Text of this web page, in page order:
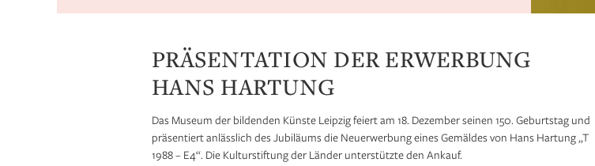
PRÄSENTATION DER ERWERBUNG
HANS HARTUNG
Das Museum der bildenden Künste Leipzig feiert am 18. Dezember seinen 150. Geburtstag und
präsentiert anlässlich des Jubiläums die Neuerwerbung eines Gemäldes von Hans Hartung „T
1988 – E4“. Die Kulturstiftung der Länder unterstützte den Ankauf.